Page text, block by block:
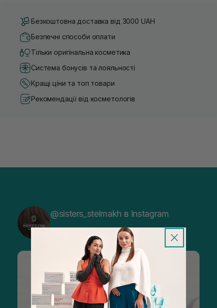
Безкоштовна доставка від 3000 UAH
Безпечні способи оплати
Тільки оригінальна косметика
Система бонусів та лояльності
Кращі ціни та топ товари
Рекомендації від косметологів
@sisters_stelmakh в Instagram